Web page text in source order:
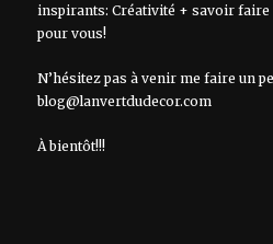
inspirants: Créativité + savoir faire
pour vous!
N’hésitez pas à venir me faire un
blog@lanvertdudecor.com
À bientôt!!!